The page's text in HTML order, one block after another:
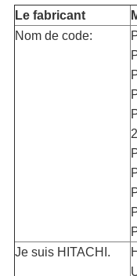
Le fabricant
Nom de code:
Je suis HITACHI.